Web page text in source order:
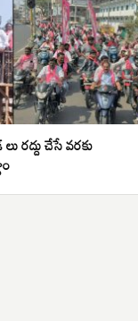
రద్దు చేసే వరకు